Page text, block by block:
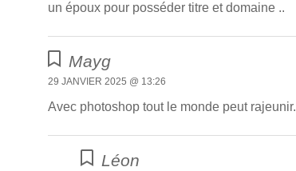
un époux pour posséder titre et domaine ..
Mayg
29 JANVIER 2025 @ 13:26
Avec photoshop tout le monde peut rajeunir.
Léon